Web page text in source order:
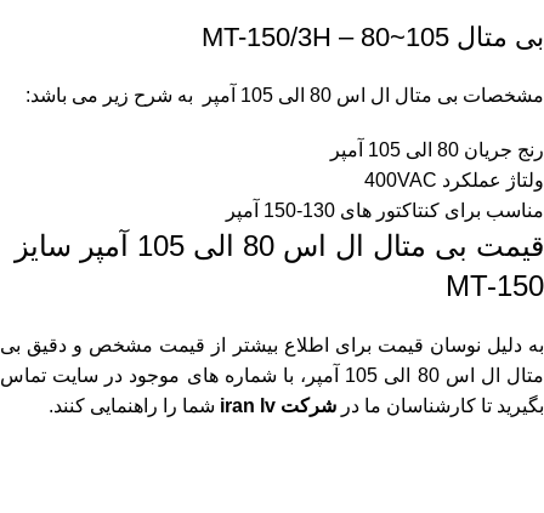
بی متال MT-150/3H – 80~105
مشخصات بی متال ال اس 80 الی 105 آمپر به شرح زیر می باشد:
رنج جریان 80 الی 105 آمپر
ولتاژ عملکرد 400VAC
مناسب برای کنتاکتور های 130-150 آمپر
قیمت بی متال ال اس 80 الی 105 آمپر سایز
MT-150
به دلیل نوسان قیمت برای اطلاع بیشتر از قیمت مشخص و دقیق بی
متال ال اس 80 الی 105 آمپر، با شماره های موجود در سایت تماس
بگیرید تا کارشناسان ما در شرکت iran lv شما را راهنمایی کنند.